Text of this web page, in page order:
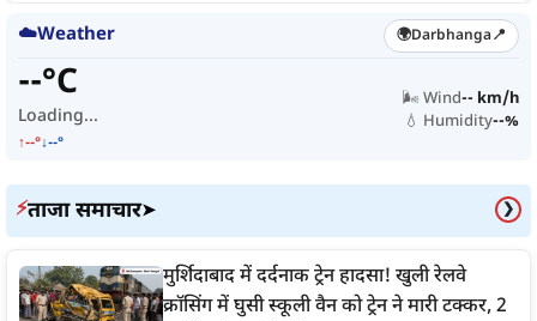
☁️Weather 🌍Darbhanga📍
--°C
Loading...
↑--°↓--°
🌬️ Wind-- km/h
💧 Humidity--%
⚡ताजा समाचार➤ ❯
मुर्शिदाबाद में दर्दनाक ट्रेन हादसा! खुली रेलवे
क्रॉसिंग में घुसी स्कूली वैन को ट्रेन ने मारी टक्कर, 2